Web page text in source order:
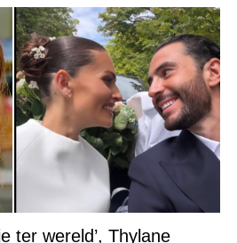
ter wereld’, Thylane